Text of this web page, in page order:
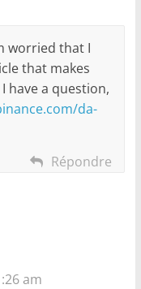
worried that I
that makes
have a question,
da-
Répondre
am